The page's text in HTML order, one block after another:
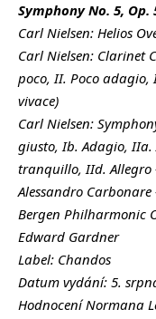
Symphony No. 5, Op.
Carl Nielsen: Helios
Carl Nielsen: Clarinet
poco,II. Poco adagio,
vivace)
Carl Nielsen:
giusto,Ib. Adagio,IIa.
tranquillo,IId. Allegro
Alessandro
Bergen Philharmonic
Edward Gardner
Label: Chandos
Datum vydání: 5.
Hodnocení Normana